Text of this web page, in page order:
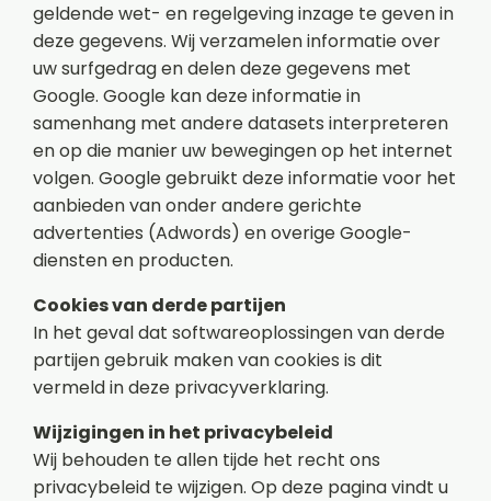
geldende wet- en regelgeving inzage te geven in
deze gegevens. Wij verzamelen informatie over
uw surfgedrag en delen deze gegevens met
Google. Google kan deze informatie in
samenhang met andere datasets interpreteren
en op die manier uw bewegingen op het internet
volgen. Google gebruikt deze informatie voor het
aanbieden van onder andere gerichte
advertenties (Adwords) en overige Google-
diensten en producten.
Cookies van derde partijen
In het geval dat softwareoplossingen van derde
partijen gebruik maken van cookies is dit
vermeld in deze privacyverklaring.
Wijzigingen in het privacybeleid
Wij behouden te allen tijde het recht ons
privacybeleid te wijzigen. Op deze pagina vindt u